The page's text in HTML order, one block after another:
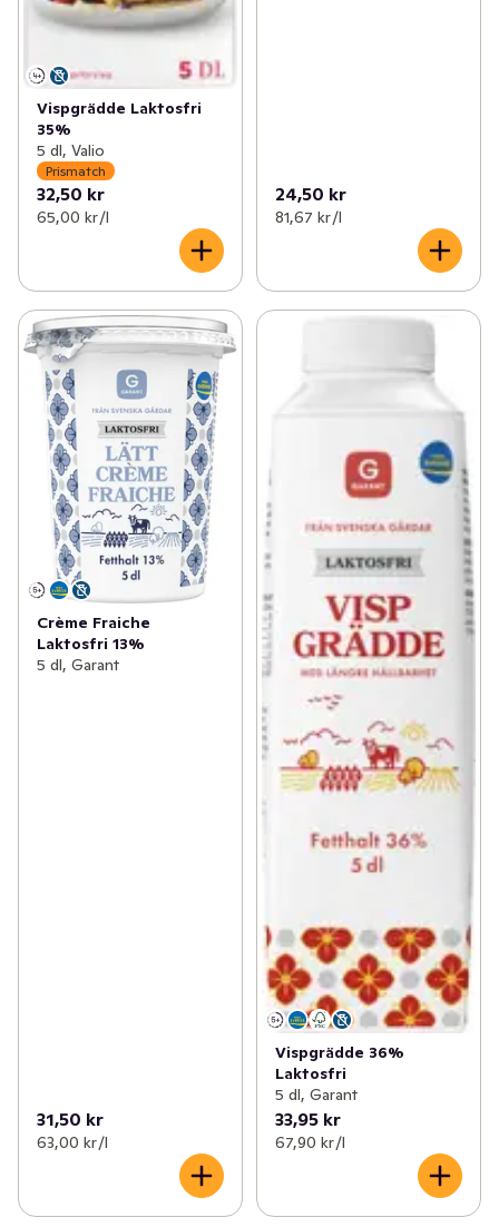
Vispgrädde Laktosfri
35%
5 dl, Valio
Prismatch
32,50 kr
65,00 kr /l
24,50 kr
81,67 kr /l
Crème Fraiche
Laktosfri 13%
5 dl, Garant
31,50 kr
63,00 kr /l
Vispgrädde 36%
Laktosfri
5 dl, Garant
33,95 kr
67,90 kr /l